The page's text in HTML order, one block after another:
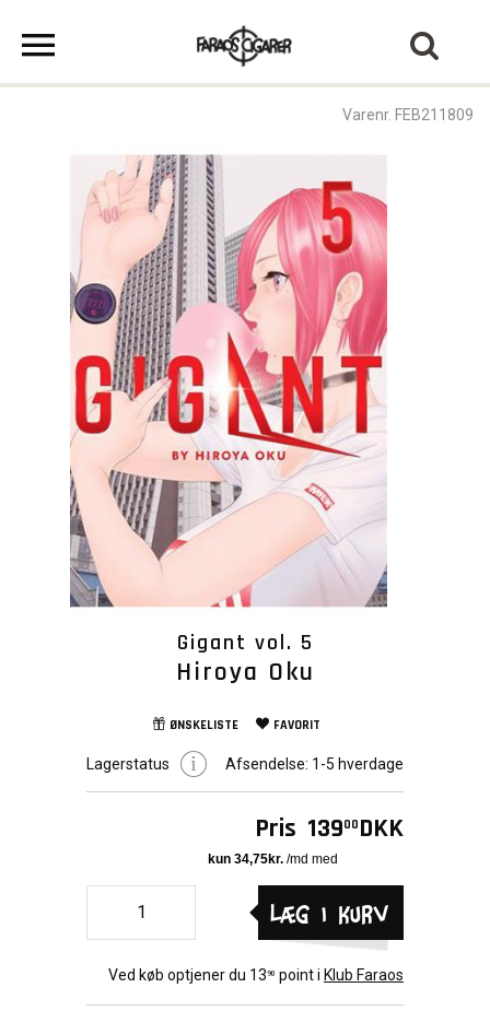
Varenr. FEB211809
Gigant vol. 5
Hiroya Oku
ØNSKELISTE FAVORIT
Lagerstatus Afsendelse: 1-5 hverdage
Pris 13900 DKK
Læg i kurv
Ved køb optjener du 1390 point i Klub Faraos